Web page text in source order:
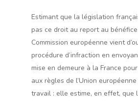
Estimant que la législation
pas ce droit au report au
Commission européenne vient
procédure d’infraction en
mise en demeure à la France
aux règles de l’Union
travail : elle estime, en effet, que